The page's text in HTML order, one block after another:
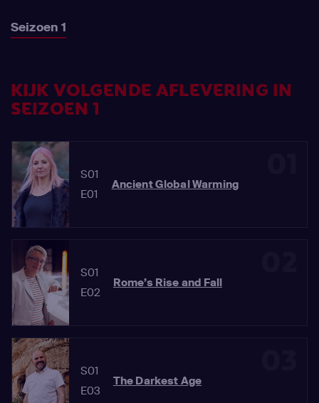
Seizoen 1
KIJK VOLGENDE AFLEVERING IN
SEIZOEN 1
S01
E01
Ancient Global Warming
S01
E02
Rome’s Rise and Fall
S01
E03
The Darkest Age